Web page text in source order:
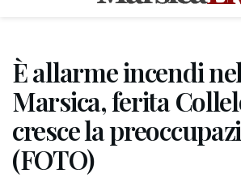
È allarme incendi
Marsica, ferita
cresce la
(FOTO)